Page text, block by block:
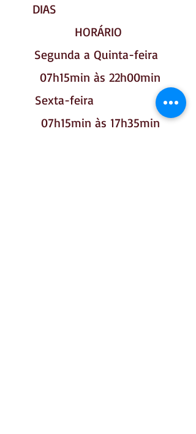
DIAS
HORÁRIO
Segunda a Quinta-feira
07h15min às 22h00min
Sexta-feira
07h15min às 17h35min